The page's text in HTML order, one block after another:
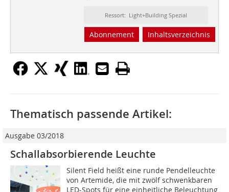
Ressort: Light+Building Spezial
Abonnement Inhaltsverzeichnis
Thematisch passende Artikel:
Ausgabe 03/2018
Schallabsorbierende Leuchte
Silent Field heißt eine runde Pendelleuchte
von Artemide, die mit zwölf schwenkbaren
LED-Spots für eine einheitliche Beleuchtung